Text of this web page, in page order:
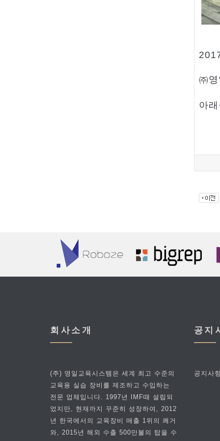
㈜
아
회사소개
(주) 영일교육시스템은 세계 최고 수준의
교육용 실습 장비를 제조하고 수입하는
전문 업체입니다. 1997년 IMF때 설립되
었지만, 현재까지 꾸준히 성장하여, 2012
년 한국에서의 교육장비 매출 1위의 쾌거
와, 2015년 해외 수출 500만불의 탑을 수
공지
공지사